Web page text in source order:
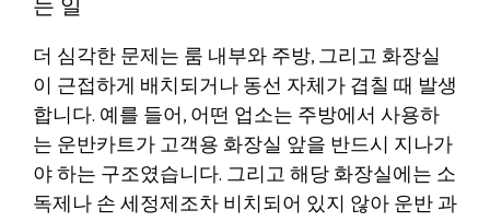
더 심각한 문제는 룸 내부와 주방, 그리고 화장실
이 근접하게 배치되거나 동선 자체가 겹칠 때 발생
합니다. 예를 들어, 어떤 업소는 주방에서 사용하
는 운반카트가 고객용 화장실 앞을 반드시 지나가
야 하는 구조였습니다. 그리고 해당 화장실에는 소
독제나 손 세정제조차 비치되어 있지 않아 운반 과